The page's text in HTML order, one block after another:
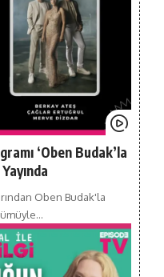
‘Oben Budak’la
Oben Budak'la